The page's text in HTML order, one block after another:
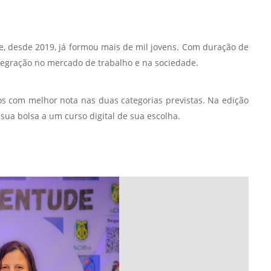
Normas Laboratório
de Zoologia
de Química
de Informática
desde 2019, já formou mais de mil jovens. Com duração de
no mercado de trabalho e na sociedade.
com melhor nota nas duas categorias previstas. Na edição
bolsa a um curso digital de sua escolha.